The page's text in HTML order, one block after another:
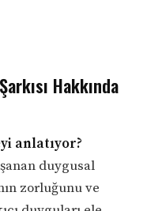
Hakkında
anlatıyor?
duygusal
zorluğunu ve